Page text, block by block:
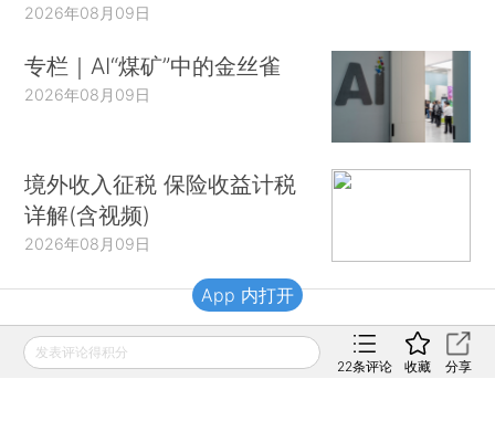
2026年08月09日
专栏｜AI“煤矿”中的金丝雀
2026年08月09日
境外收入征税 保险收益计税
详解(含视频)
2026年08月09日
财新移动
发表评论得积分
22条评论 收藏 分享
App 内打开